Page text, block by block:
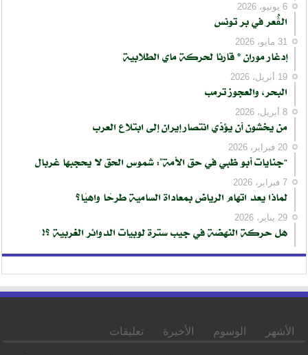
6 يونيو، 2026
الڨُعر في بر تونس
31 مايو، 2026
إدغار موران * قارئا لحركة ماي الطلابية
19 أبريل، 2026
البحر، والعجوز ترمب
8 أبريل، 2026
من يخشون أن يؤدّي انتصار إيران إلى ابتلاع العرب
20 فبراير، 2026
“جنايات أبو ظبي في حق الأمة”: شموس الحق لا يحجبها غربال
7 فبراير، 2026
لماذا يعد اتهام الرياض بمعاداة السامية طرحًا واهيًا؟
29 يناير، 2026
هل حركة النهضة في جيب سترة لوبيات الدوائر الغربية ؟!
الأشهر الوسوم الأخيرة تعليقات